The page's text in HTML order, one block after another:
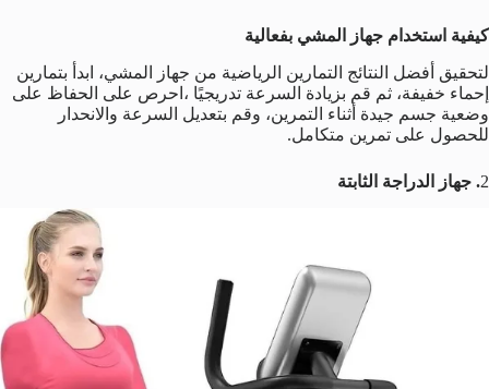
كيفية استخدام جهاز المشي بفعالية
لتحقيق أفضل النتائج التمارين الرياضية من جهاز المشي، ابدأ بتمارين
إحماء خفيفة، ثم قم بزيادة السرعة تدريجيًا ،احرص على الحفاظ على
وضعية جسم جيدة أثناء التمرين، وقم بتعديل السرعة والانحدار
للحصول على تمرين متكامل.
2. جهاز الدراجة الثابتة